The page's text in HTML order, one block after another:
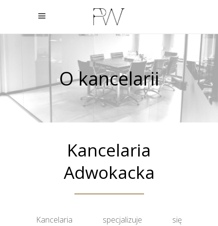
O kancelarii
Kancelaria
Adwokacka
Kancelaria specjalizuje się